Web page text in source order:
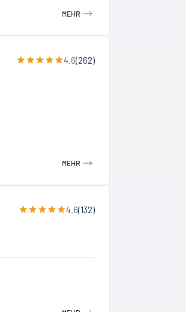
MEHR
4.6(262)
MEHR
4.6(132)